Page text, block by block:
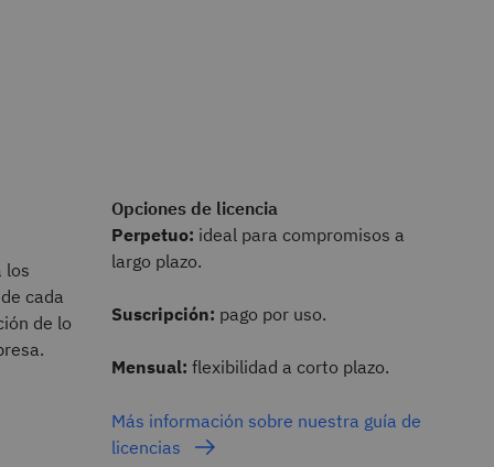
los
cada
de lo
Opciones de licencia
Perpetuo: ideal para compromisos a
largo plazo.
Suscripción: pago por uso.
Mensual: flexibilidad a corto plazo.
Más información sobre nuestra guía de
licencias